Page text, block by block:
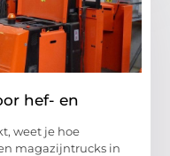
hef- en
weet je hoe
magazijntrucks in